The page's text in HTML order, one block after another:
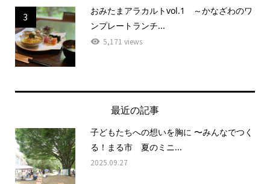
3
おみたまアラカルトvol.1 ～かなざわのワ
ンプレートランチ...
5,171 views
最近の記事
子どもたちへの想いを胸に 〜みんなでつく
る！まる市 夏のミニ...
2025.09.27